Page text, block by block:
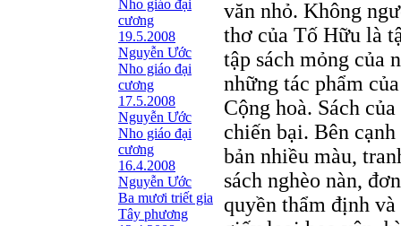
Nho giáo đại
cương
19.5.2008
Nguyễn Ước
Nho giáo đại
cương
17.5.2008
Nguyễn Ước
Nho giáo đại
cương
16.4.2008
Nguyễn Ước
Ba mươi triết gia
Tây phương
văn nhỏ. Không
thơ của Tố Hữu là
tập sách mỏng của
những tác phẩm
Cộng hoà. Sách
chiến bại. Bên
bản nhiều màu,
sách nghèo nàn,
quyền thẩm định